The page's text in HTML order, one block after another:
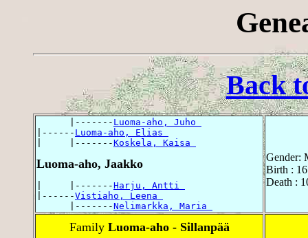
Back
      |-------
Luoma-aho, Juho
|------ Luoma-aho, Elias
|     |-------Koskela, Kaisa
Luoma-aho, Jaakko
|     |-------Harju, Antti
|------Vistiaho, Leena
      |-------
Nelimarkka, Maria
Gender:
Birth :
Death :
Family Luoma-aho - Sillanpää